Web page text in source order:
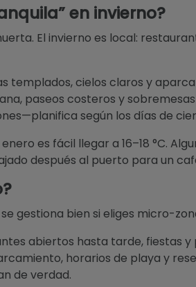
en invierno?
El invierno es local:
templados, cielos claros y
paseos costeros y
según los días de
es fácil llegar a 16–18 °C.
después al puerto para un
gestiona bien si eliges micro-
abiertos hasta tarde, fiestas
horarios de playa y
de verdad.